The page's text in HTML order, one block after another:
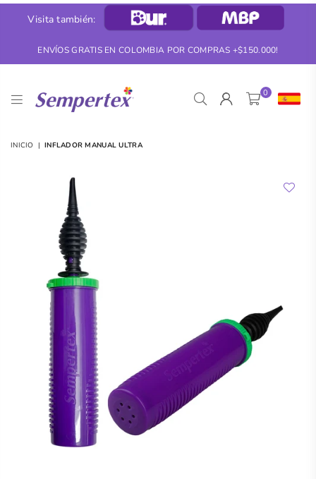
Visita también:
ENVÍOS GRATIS EN COLOMBIA POR COMPRAS +$150.000!
SEMPERTEX
0
INICIO | INFLADOR MANUAL ULTRA